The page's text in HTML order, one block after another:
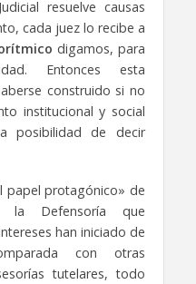
resuelve causas
cada juez lo recibe a
digamos, para
Entonces esta
construido si no
institucional y social
posibilidad de decir
papel protagónico» de
la Defensoría que
han iniciado de
con otras
tutelares, todo